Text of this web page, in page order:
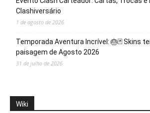
Clashiversário
1 de agosto de 2026
Temporada Aventura Incrível: 🎂🃏 Skins
paisagem de Agosto 2026
31 de julho de 2026
Wiki